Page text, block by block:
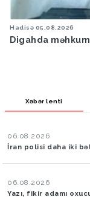
Hadisə 05.08.2026
Digahda
Xəbər lenti
06.08.2026
İran polisi daha iki
06.08.2026
Yazı, fikir adamı